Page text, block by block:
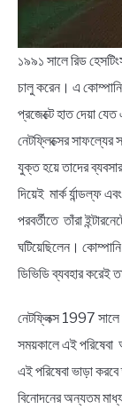
১৯৯১ সালে রিড
চালু করেন। এ
প্রজেক্টে হাত দেয়া
নেটফ্লিক্সের
যুক্ত হয়ে তাদের
দিয়েই মার্ক র্যান্ডল্ফ
পরবর্তীতে তাঁরা
ঘটিয়েছিলেন।
ডিভিডি ব্যবহার করেই
নেটফ্লিক্স 1997 সালে
সময়কালে এই পরিষেবা
এই পরিষেবা ভাড়া
বিনোদনের অন্যতম